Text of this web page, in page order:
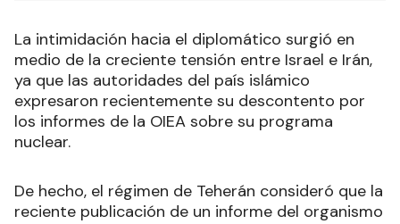
La intimidación hacia el diplomático surgió en
medio de la creciente tensión entre Israel e Irán,
ya que las autoridades del país islámico
expresaron recientemente su descontento por
los informes de la OIEA sobre su programa
nuclear.
De hecho, el régimen de Teherán consideró que la
reciente publicación de un informe del organismo